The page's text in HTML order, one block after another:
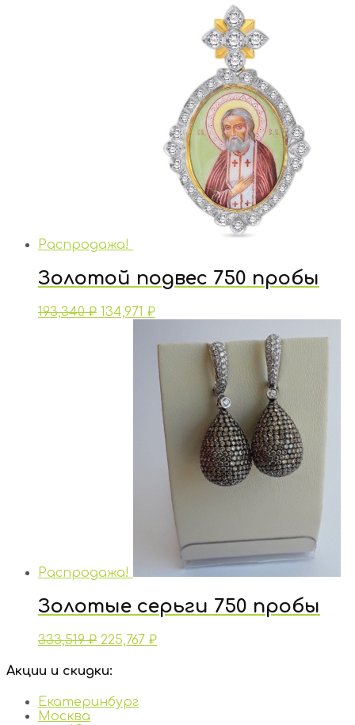
Распродажа!
Золотой подвес 750 пробы
193,340₽ 134,971 ₽
Распродажа!
Золотые серьги 750 пробы
333,519₽ 225,767 ₽
Акции и скидки:
Екатеринбург
Москва